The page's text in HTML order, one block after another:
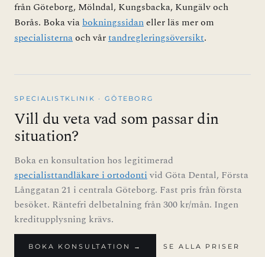
från Göteborg, Mölndal, Kungsbacka, Kungälv och
Borås. Boka viabokningssidaneller läs mer om
specialisternaoch vårtandregleringsöversikt.
SPECIALISTKLINIK · GÖTEBORG
Vill du veta vad som passar din
situation?
Boka en konsultation hos legitimerad
specialisttandläkare i ortodontivid Göta Dental, Första
Långgatan 21 i centrala Göteborg. Fast pris från första
besöket. Räntefri delbetalning från 300 kr/mån. Ingen
kreditupplysning krävs.
BOKA KONSULTATION →
SE ALLA PRISER